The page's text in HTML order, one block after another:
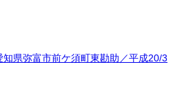
県弥富市前ケ須町東勘助／平成20/3